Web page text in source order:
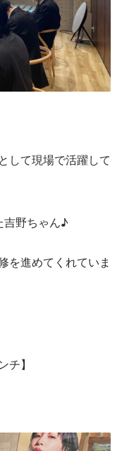
して現場で活躍して
吉野ちゃん♪
を進めてくれていま
】